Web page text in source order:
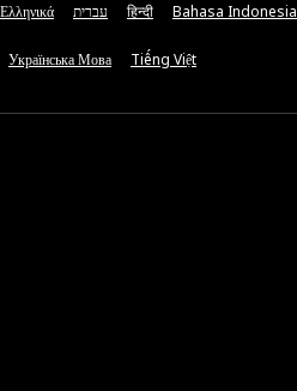
Ελληνικά עברית हिन्दी Bahasa Indonesia
Українська Мова Tiếng Việt